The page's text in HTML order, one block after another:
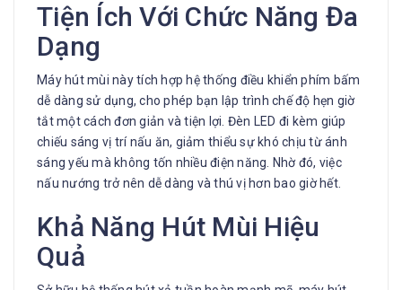
Tiện Ích Với Chức Năng Đa
Dạng
Máy hút mùi này tích hợp hệ thống điều khiển phím bấm
dễ dàng sử dụng, cho phép bạn lập trình chế độ hẹn giờ
tắt một cách đơn giản và tiện lợi. Đèn LED đi kèm giúp
chiếu sáng vị trí nấu ăn, giảm thiểu sự khó chịu từ ánh
sáng yếu mà không tốn nhiều điện năng. Nhờ đó, việc
nấu nướng trở nên dễ dàng và thú vị hơn bao giờ hết.
Khả Năng Hút Mùi Hiệu
Quả